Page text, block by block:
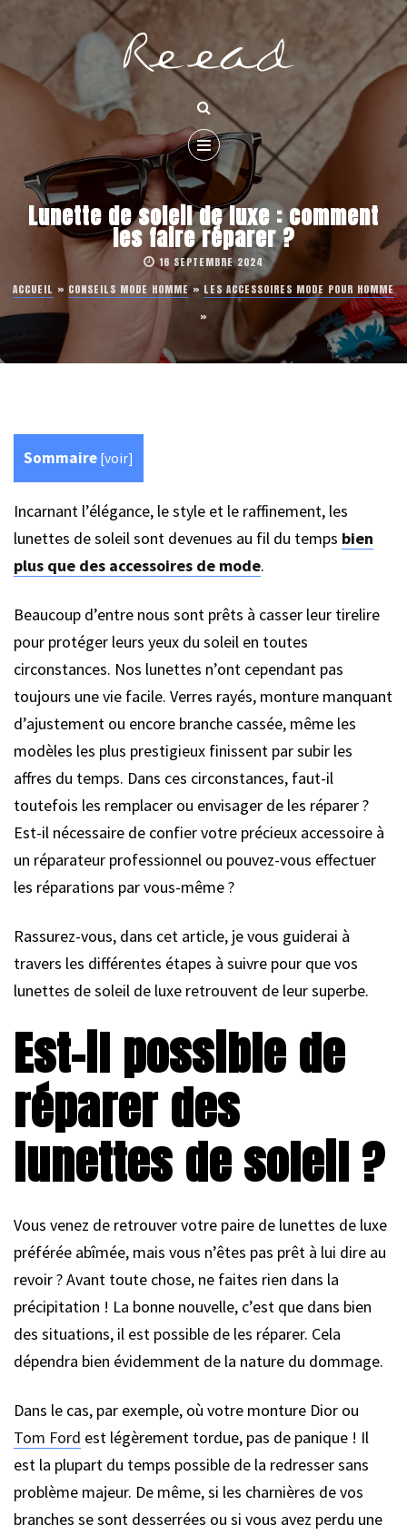
Lunette de soleil de luxe : comment
les faire réparer ?
16 SEPTEMBRE 2024
ACCUEIL » CONSEILS MODE HOMME» LES ACCESSOIRES MODE POUR HOMME
»
Sommaire [voir]
Incarnant l’élégance, le style et le raffinement, les
lunettes de soleil sont devenues au fil du temps bien
plus que des accessoires de mode.
Beaucoup d’entre nous sont prêts à casser leur tirelire
pour protéger leurs yeux du soleil en toutes
circonstances. Nos lunettes n’ont cependant pas
toujours une vie facile. Verres rayés, monture manquant
d’ajustement ou encore branche cassée, même les
modèles les plus prestigieux finissent par subir les
affres du temps. Dans ces circonstances, faut-il
toutefois les remplacer ou envisager de les réparer ?
Est-il nécessaire de confier votre précieux accessoire à
un réparateur professionnel ou pouvez-vous effectuer
les réparations par vous-même ?
Rassurez-vous, dans cet article, je vous guiderai à
travers les différentes étapes à suivre pour que vos
lunettes de soleil de luxe retrouvent de leur superbe.
Est-il possible de
réparer des
lunettes de soleil ?
Vous venez de retrouver votre paire de lunettes de luxe
préférée abîmée, mais vous n’êtes pas prêt à lui dire au
revoir ? Avant toute chose, ne faites rien dans la
précipitation ! La bonne nouvelle, c’est que dans bien
des situations, il est possible de les réparer. Cela
dépendra bien évidemment de la nature du dommage.
Dans le cas, par exemple, où votre monture Dior ou
Tom Ford est légèrement tordue, pas de panique ! Il
est la plupart du temps possible de la redresser sans
problème majeur. De même, si les charnières de vos
branches se sont desserrées ou si vous avez perdu une